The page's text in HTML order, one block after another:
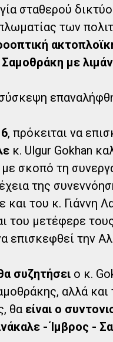
σταθερού
των
με
σύσκεψη
, πρόκειται να
κ. Ulgur Gokhan
με σκοπό τη
της
του κ. Γιάννη
του μετέφερε
επισκεφθεί την
συζητήσει ο κ.
αλλά και
θα είναι ο
- Ίμβρος -